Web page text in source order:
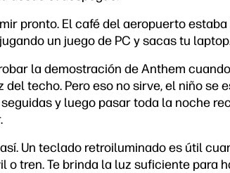
pronto. El café del aeropuerto
un juego de PC y sacas tu
la demostración de Anthem
techo. Pero eso no sirve, el niño se
y luego pasar toda la noche
Un teclado retroiluminado es útil
o tren. Te brinda la luz suficiente para